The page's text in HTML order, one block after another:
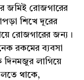
জমিই রোজগারের
শিখে দূরের
রোজগারের জন্য।
রকমের ব্যবসা
লাগিয়ে
থাকে,